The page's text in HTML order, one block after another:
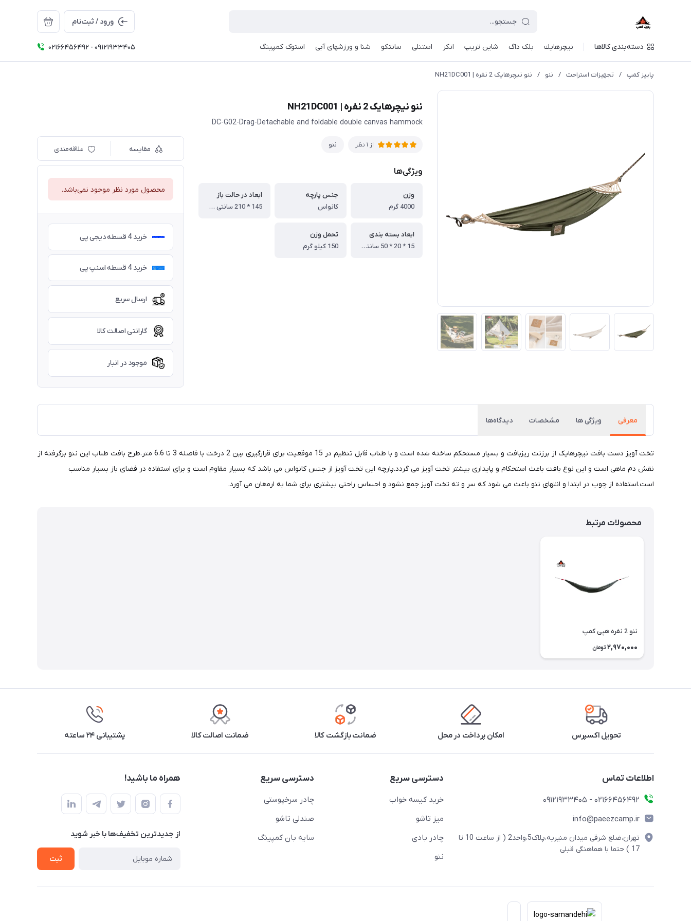
ورود / ثبت‌نام
دسته‌بندی کالاها نيچرهايك بلک داگ شاین تریپ انکر استنلی سانتکو شنا و ورزشهای آبی استوک کمپینگ 02166456492 - 09121933405
پاییز کمپ / تجهیزات استراحت / ننو / ننو نیچرهایک 2 نفره | NH21DC001
ننو نیچرهایک 2 نفره | NH21DC001
DC-G02-Drag-Detachable and foldable double canvas hammock
از 1 نظر ننو
ویژگی‌ها
وزن
4000 گرم
جنس پارچه
کانواس
ابعاد در حالت باز
145 * 210 سانتی متر
ابعاد بسته بندی
15 * 20 * 50 سانتی متر
تحمل وزن
150 کیلو گرم
مقایسه علاقه‌مندی
محصول مورد نظر موجود نمی‌باشد.
خرید 4 قسطه دیجی پی
خرید 4 قسطه اسنپ پی
ارسال سریع
گارانتی اصالت کالا
موجود در انبار
معرفی ویژگی ها مشخصات دیدگاه‌ها
تخت آویز دست بافت نیچرهایک از برزنت ریزبافت و بسیار مستحکم ساخته شده است و با طناب قابل تنظیم در 15 موقعیت برای قرارگیری بین 2 درخت با فاصله 3 تا 6.6 متر.طرح بافت طناب این ننو برگرفته از
نقش دم ماهی است و این نوع بافت باعث استحکام و پایداری بیشتر تخت آویز می گردد.پارچه این تخت آویز از جنس کانواس می باشد که بسیار مقاوم است و برای استفاده در فضای باز بسیار مناسب
است.استفاده از چوب در ابتدا و انتهای ننو باعث می شود که سر و ته تخت آویز جمع نشود و احساس راحتی بیشتری برای شما به ارمغان می آورد.
محصولات مرتبط
ننو 2 نفره هپی کمپ
2,970,000 تومان
تحویل اکسپرس امکان پرداخت در محل ضمانت بازگشت کالا ضمانت اصالت کالا پشتیبانی ۲۴ ساعته
اطلاعات تماس
02166456492 - 09121933405
info@paeezcamp.ir
تهران،ضلع شرقی میدان منیریه،پلاک5،واحد2 ( از ساعت 10 تا
17 ) حتما با هماهنگی قبلی
دسترسی سریع
خرید کیسه خواب
میز تاشو
چادر بادی
ننو
دسترسی سریع
چادر سرخپوستی
صندلی تاشو
سایه بان کمپینگ
همراه ما باشید!
از جدید‌ترین تخفیف‌ها با‌ خبر شوید
ثبت